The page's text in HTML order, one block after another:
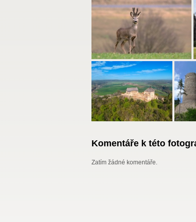
Komentáře k této
Zatím žádné komentáře.